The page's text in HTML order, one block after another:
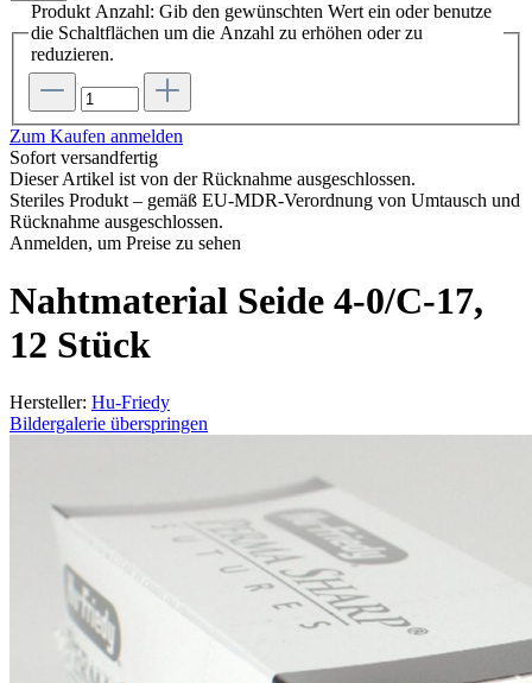
Produkt Anzahl: Gib den gewünschten Wert ein oder benutze
die Schaltflächen um die Anzahl zu erhöhen oder zu
reduzieren.
Zum Kaufen anmelden
Sofort versandfertig
Dieser Artikel ist von der Rücknahme ausgeschlossen.
Steriles Produkt – gemäß EU-MDR-Verordnung von Umtausch und
Rücknahme ausgeschlossen.
Anmelden, um Preise zu sehen
Nahtmaterial Seide 4-0/C-17,
12 Stück
Hersteller: Hu-Friedy
Bildergalerie überspringen